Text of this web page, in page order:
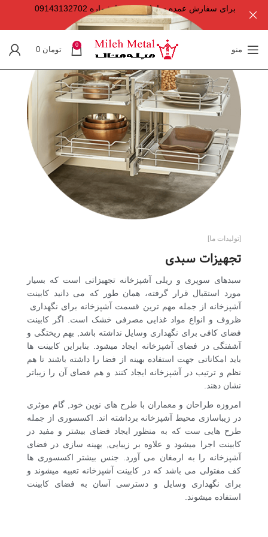
منو
0
تومان
[تولیدات ما]
تجهیزات سبدی
سبدهای سوپری و ریلی آشپزخانه تجهیزاتی است که بسیار
مورد استقبال قرار گرفته، همان طور که می دانید کابینت
آشپزخانه از جمله مهم ترین قسمت آشپزخانه برای نگهداری
ظروف و انواع مواد غذایی مصرفی خشک است. اگر کابینت
فضای کافی برای نگهداری وسایل نداشته باشد, بهم ریختگی و
آشفتگی در فضای آشپزخانه ایجاد میشود. بنابراین کابینت ها
باید امکاناتی جهت استفاده بهینه از فضا را داشته باشند تا هم
نظم و ترتیب در آشپزخانه ایجاد کنند و هم فضای آن را زیباتر
نشان دهند.
امروزه طراحان و معماران با طرح های نوین خود, گام موثری
در زیباسازی محیط آشپزخانه برداشته اند. اکسسوری از جمله
طرح هایی ست که به منظور ایجاد فضای بیشتر و مفید در
کابینت اجرا میشود و علاوه بر زیبایی, بهینه سازی در فضای
آشپزخانه را به ارمغان می آورد. جنس بیشتر اکسسوری ها
کف مفتولی می باشد که در کابینت آشپزخانه تعبیه میشوند و
برای نگهداری وسایل و دسترسی آسان به فضای کابینت
استفاده میشوند.
تماس حاصل فرمایید.